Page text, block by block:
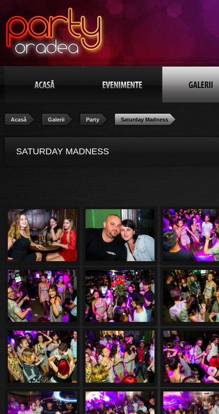
Acasă Galerii Party Saturday Madness
SATURDAY MADNESS